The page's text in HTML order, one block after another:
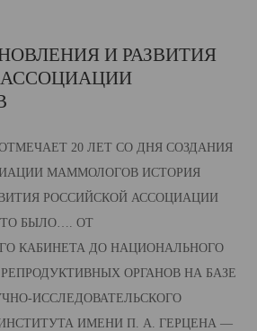
И РАЗВИТИЯ
20 ЛЕТ СО ДНЯ СОЗДАНИЯ
МАММОЛОГОВ ИСТОРИЯ
РОССИЙСКОЙ АССОЦИАЦИИ
БЫЛО…. ОТ
КАБИНЕТА ДО НАЦИОНАЛЬНОГО
ОРГАНОВ НА БАЗЕ
ИССЛЕДОВАТЕЛЬСКОГО
ИМЕНИ П. А. ГЕРЦЕНА —